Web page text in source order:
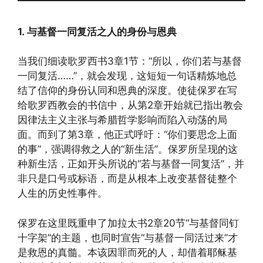
1. 与基督一同复活之人的身份与恩典
当我们细读歌罗西书3章1节：“所以，你们若与基督
一同复活……”，就会发现，这短短一句话精炼地总
结了信仰的身份认同和恩典的深度。使徒保罗在写
给歌罗西教会的书信中，从第2章开始就已指出教会
因律法主义主张与希腊哲学影响而陷入动荡的局
面。而到了第3章，他正式呼吁：“你们要思念上面
的事”，强调得救之人的“新生活”。保罗所呈现的这
种新生活，正如开头所说的“若与基督一同复活”，并
非只是口号或标语，而是从根本上改变基督徒整个
人生的历史性事件。
保罗在这里既重申了加拉太书2章20节“与基督同钉
十字架”的主题，也同时宣告“与基督一同活过来”才
是救恩的真髓。本该因罪而死的人，却借着耶稣基